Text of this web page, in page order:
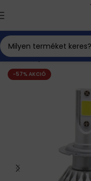
Kezdőlap Xenon izzó
-57% AKCIÓ